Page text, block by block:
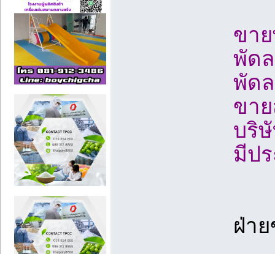
ขา
พัด
พัด
ขา
บริ
มีป
ฝ่า